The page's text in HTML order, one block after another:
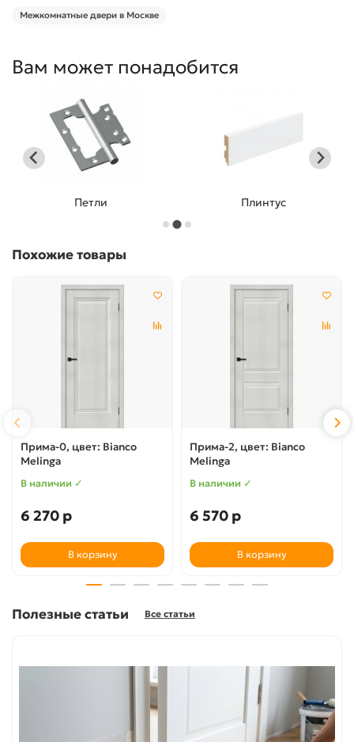
Межкомнатные двери в Москве
Вам может понадобится
Петли Плинтус
Похожие товары
Прима-0, цвет: Bianco
Melinga
В наличии ✓
6 270 р
В корзину
Прима-2, цвет: Bianco
Melinga
В наличии ✓
6 570 р
В корзину
Полезные статьи Все статьи